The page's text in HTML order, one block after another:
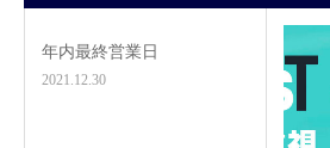
年内最終営業日
2021.12.30